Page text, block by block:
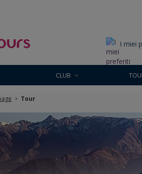
I miei
CLUB
Tour